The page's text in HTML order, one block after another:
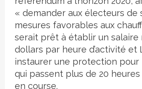
« demander aux électeurs de
mesures favorables aux
serait prêt à établir un salaire
dollars par heure d’activité
instaurer une protection pour
qui passent plus de 20
en course.